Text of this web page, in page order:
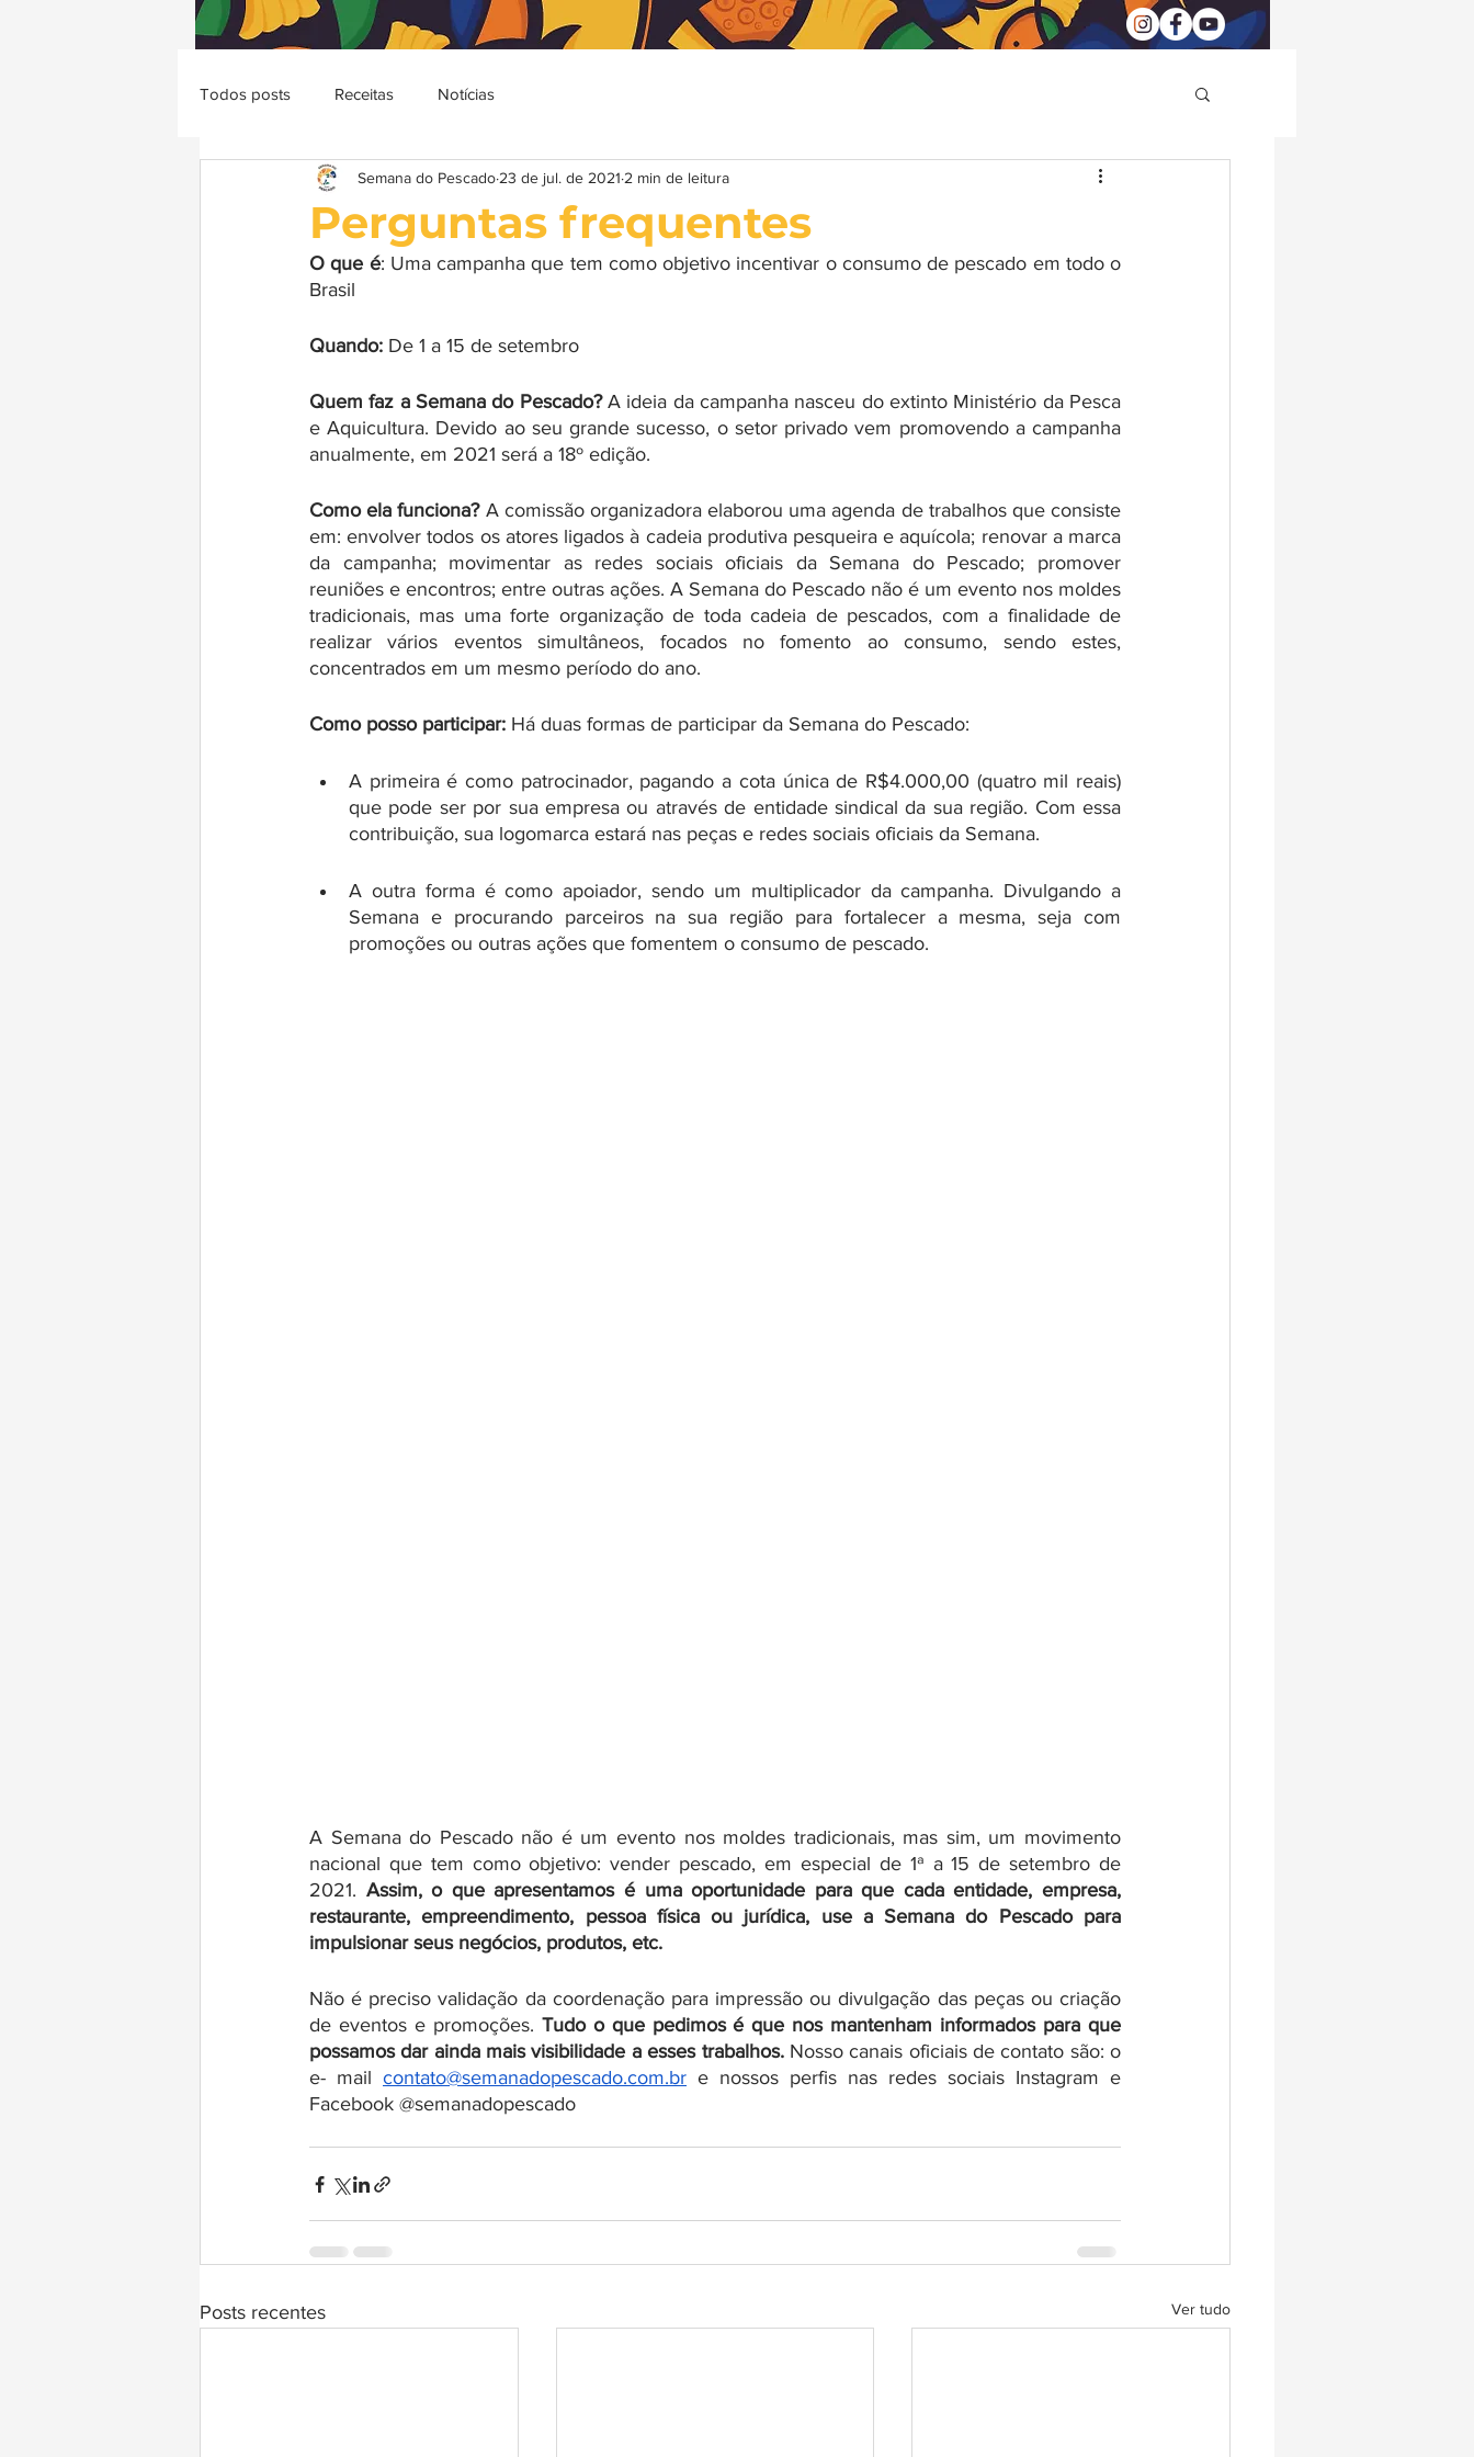
Todos posts Receitas Notícias
Perguntas frequentes
Semana do Pescado 23 de jul. de 2021 2 min de leitura
O que é: Uma campanha que tem como objetivo incentivar o consumo de pescado em todo o
Brasil
Quando: De 1 a 15 de setembro
Quem faz a Semana do Pescado? A ideia da campanha nasceu do extinto Ministério da Pesca
e Aquicultura. Devido ao seu grande sucesso, o setor privado vem promovendo a campanha
anualmente, em 2021 será a 18º edição.
Como ela funciona? A comissão organizadora elaborou uma agenda de trabalhos que consiste
em: envolver todos os atores ligados à cadeia produtiva pesqueira e aquícola; renovar a marca
da campanha; movimentar as redes sociais oficiais da Semana do Pescado; promover
reuniões e encontros; entre outras ações. A Semana do Pescado não é um evento nos moldes
tradicionais, mas uma forte organização de toda cadeia de pescados, com a finalidade de
realizar vários eventos simultâneos, focados no fomento ao consumo, sendo estes,
concentrados em um mesmo período do ano.
Como posso participar: Há duas formas de participar da Semana do Pescado:
A primeira é como patrocinador, pagando a cota única de R$4.000,00 (quatro mil reais)
que pode ser por sua empresa ou através de entidade sindical da sua região. Com essa
contribuição, sua logomarca estará nas peças e redes sociais oficiais da Semana.
A outra forma é como apoiador, sendo um multiplicador da campanha. Divulgando a
Semana e procurando parceiros na sua região para fortalecer a mesma, seja com
promoções ou outras ações que fomentem o consumo de pescado.
A Semana do Pescado não é um evento nos moldes tradicionais, mas sim, um movimento
nacional que tem como objetivo: vender pescado, em especial de 1ª a 15 de setembro de
2021. Assim, o que apresentamos é uma oportunidade para que cada entidade, empresa,
restaurante, empreendimento, pessoa física ou jurídica, use a Semana do Pescado para
impulsionar seus negócios, produtos, etc.
Não é preciso validação da coordenação para impressão ou divulgação das peças ou criação
de eventos e promoções. Tudo o que pedimos é que nos mantenham informados para que
possamos dar ainda mais visibilidade a esses trabalhos. Nosso canais oficiais de contato são: o
e- mail contato@semanadopescado.com.br e nossos perfis nas redes sociais Instagram e
Facebook @semanadopescado
Posts recentes Ver tudo